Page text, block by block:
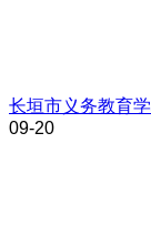
长垣市义务教育
09-20